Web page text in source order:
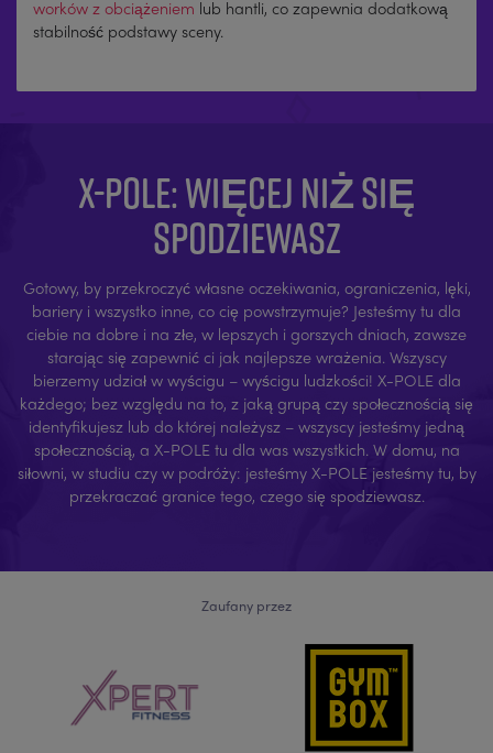
worków z obciążeniem lub hantli, co zapewnia dodatkową
stabilność podstawy sceny.
X-POLE: WIĘCEJ NIŻ SIĘ
SPODZIEWASZ
Gotowy, by przekroczyć własne oczekiwania, ograniczenia, lęki,
bariery i wszystko inne, co cię powstrzymuje? Jesteśmy tu dla
ciebie na dobre i na złe, w lepszych i gorszych dniach, zawsze
starając się zapewnić ci jak najlepsze wrażenia. Wszyscy
bierzemy udział w wyścigu – wyścigu ludzkości! X-POLE dla
każdego; bez względu na to, z jaką grupą czy społecznością się
identyfikujesz lub do której należysz – wszyscy jesteśmy jedną
społecznością, a X-POLE tu dla was wszystkich. W domu, na
siłowni, w studiu czy w podróży: jesteśmy X-POLE jesteśmy tu, by
przekraczać granice tego, czego się spodziewasz.
Zaufany przez